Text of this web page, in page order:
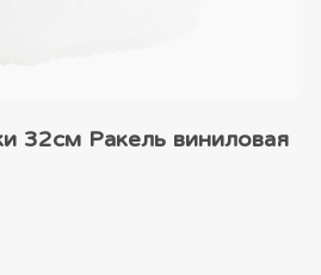
32см Ракель виниловая